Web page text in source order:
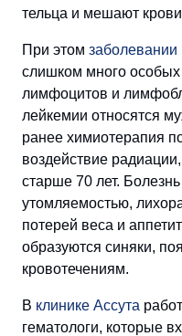
тельца и мешают
При этом заболевании
слишком много
лимфоцитов и
лейкемии относятся
ранее химиотерапия
воздействие
старше 70 лет.
утомляемостью,
потерей веса и
образуются синяки,
кровотечениям.
В клинике Ассута
гематологи, которые